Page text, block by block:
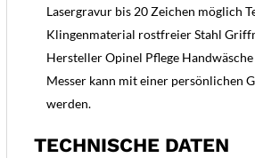
Lasergravur bis 20 Zeichen möglich
Klingenmaterial rostfreier Stahl
Hersteller Opinel Pflege
Messer kann mit einer persönlichen
werden.
TECHNISCHE DATEN